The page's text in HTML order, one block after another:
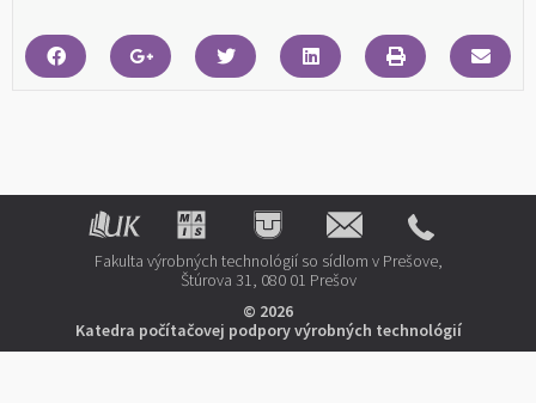
Fakulta výrobných technológií so sídlom v Prešove,
Štúrova 31, 080 01 Prešov
© 2026
Katedra počítačovej podpory výrobných technológií